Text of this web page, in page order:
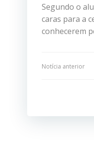
Segundo o
caras para a
conhecerem
Post
Notícia anterior